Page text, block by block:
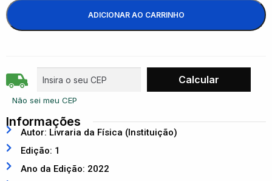
ADICIONAR AO CARRINHO
Não sei meu CEP
Informações
Autor: Livraria da Física (Instituição)
Edição: 1
Ano da Edição: 2022